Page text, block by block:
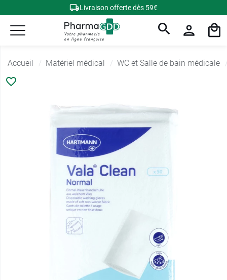
Livraison offerte dès 59€
Accueil Matériel médical WC et Salle de bain médicale